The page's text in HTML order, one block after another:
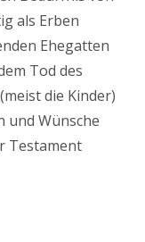
als Erben
Ehegatten
Tod des
die Kinder)
und Wünsche
Testament